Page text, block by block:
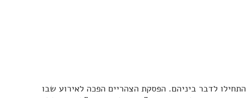
לדבר ביניהם. הפסקת הצהריים הפכה לאירוע שבו